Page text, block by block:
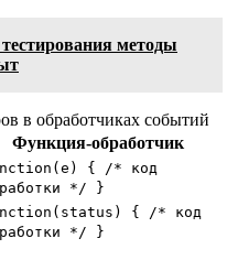
методы
в обработчиках событий
Функция-обработчик
{ /* код
*/ }
{ /* код
*/ }